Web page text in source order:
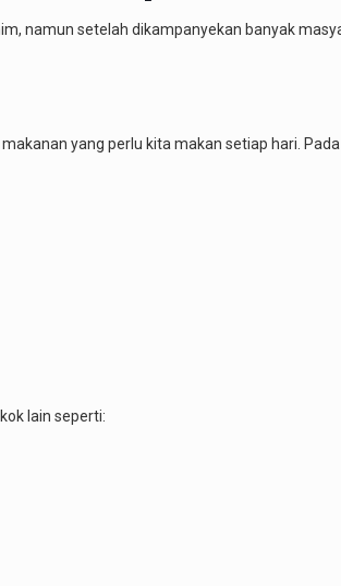
namun setelah dikampanyekan banyak
yang perlu kita makan setiap hari.
lain seperti: